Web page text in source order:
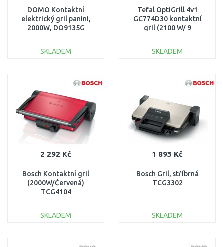
DOMO Kontaktní
elektrický gril panini,
2000W, DO9135G
SKLADEM
Porovnat
Tefal OptiGrill 4v1
GC774D30 kontaktní
gril (2100 W/ 9
SKLADEM
2 292 Kč
Bosch Kontaktní gril
(2000W/Červená)
TCG4104
SKLADEM
1 893 Kč
Bosch Gril, stříbrná
TCG3302
SKLADEM